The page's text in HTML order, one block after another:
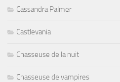
Cassandra Palmer
Castlevania
Chasseuse de la nuit
Chasseuse de vampires